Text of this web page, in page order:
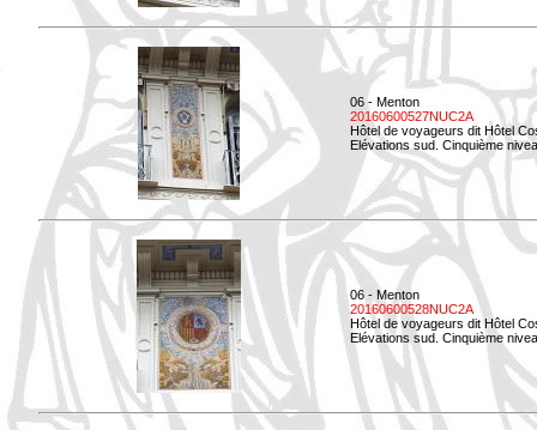
06 - Menton
20160600527NUC2A
Hôtel de voyageurs dit Hôtel
Elévations sud. Cinquième
06 - Menton
20160600528NUC2A
Hôtel de voyageurs dit Hôtel
Elévations sud. Cinquième